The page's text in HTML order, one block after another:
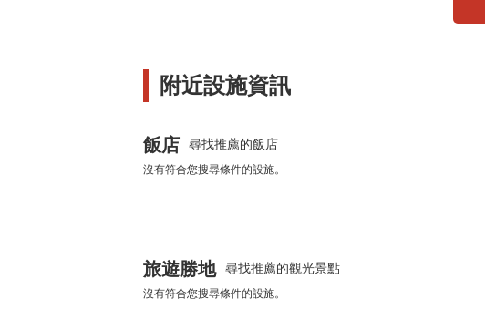
附近設施資訊
飯店 尋找推薦的飯店
沒有符合您搜尋條件的設施。
旅遊勝地 尋找推薦的觀光景點
沒有符合您搜尋條件的設施。